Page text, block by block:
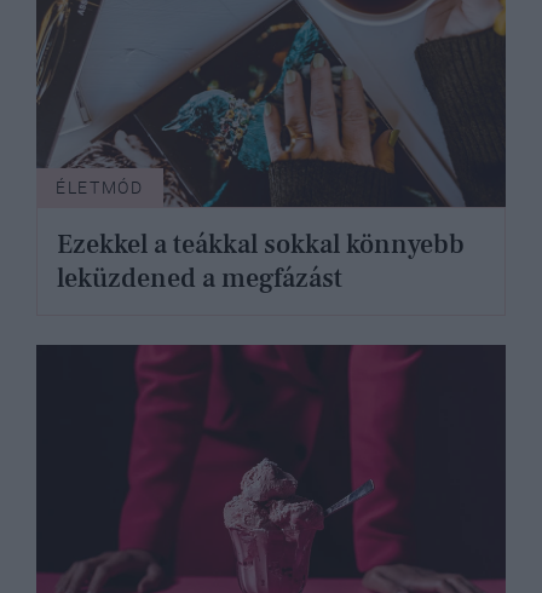
ÉLETMÓD
Ezekkel a teákkal sokkal könnyebb
leküzdened a megfázást